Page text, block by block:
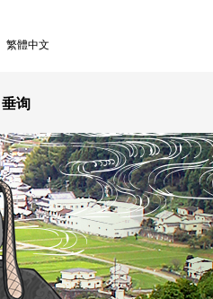
垂询
繁體中文